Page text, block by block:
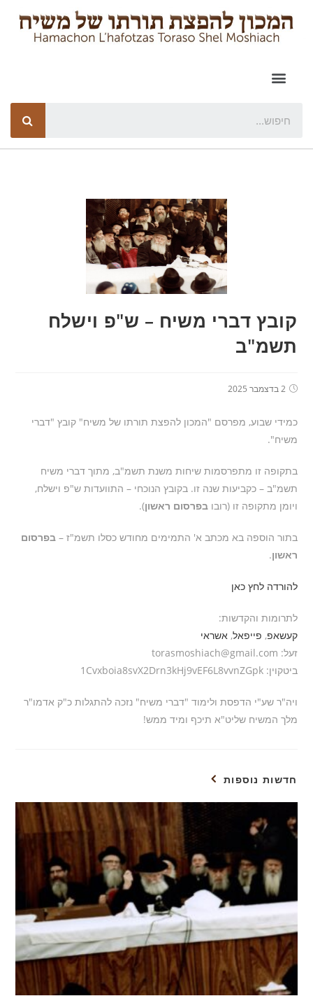
קובץ דברי משיח – ש"פ וישלח
תשמ"ב
2 בדצמבר 2025
כמידי שבוע, מפרסם "המכון להפצת תורתו של משיח" קובץ "דברי
משיח".
בתקופה זו מתפרסמות שיחות משנת תשמ"ב, מתוך דברי משיח
תשמ"ב – כקביעות שנה זו. בקובץ הנוכחי – התוועדות ש"פ וישלח,
ויומן מתקופה זו (רובובפרסום ראשון).
בתור הוספה בא מכתב א' התמימים מחודש כסלו תשמ"ז –בפרסום
ראשון.
להורדה לחץ כאן
לתרומות והקדשות:
קעשאפ, פייפאל, אשראי
זעל: torasmoshiach@gmail.com
ביטקוין: 1Cvxboia8svX2Drn3kHj9vEF6L8vvnZGpk
ויה"ר שע"י הדפסת ולימוד "דברי משיח" נזכה להתגלות כ"ק אדמו"ר
מלך המשיח שליט"א תיכף ומיד ממש!
חדשות נוספות